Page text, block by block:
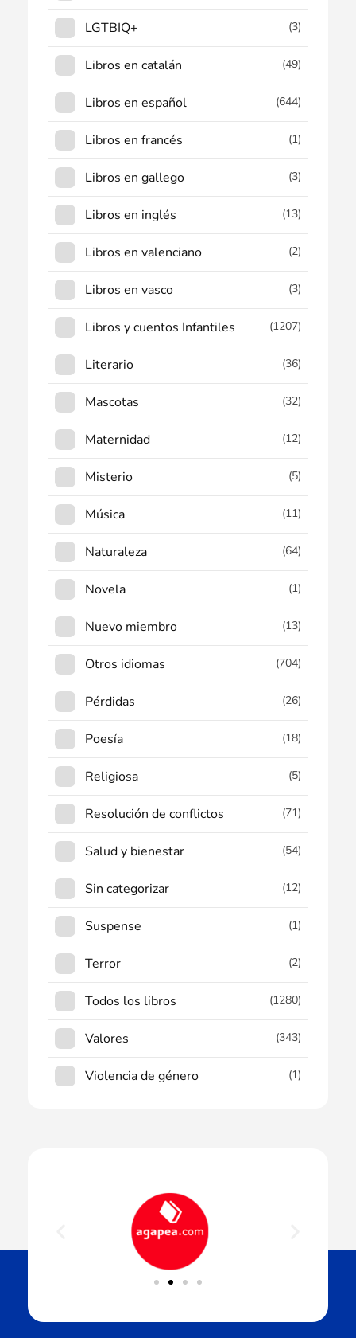
LGTBIQ+ (3)
Libros en catalán (49)
Libros en español (644)
Libros en francés (1)
Libros en gallego (3)
Libros en inglés (13)
Libros en valenciano (2)
Libros en vasco (3)
Libros y cuentos Infantiles (1207)
Literario (36)
Mascotas (32)
Maternidad (12)
Misterio (5)
Música (11)
Naturaleza (64)
Novela (1)
Nuevo miembro (13)
Otros idiomas (704)
Pérdidas (26)
Poesía (18)
Religiosa (5)
Resolución de conflictos (71)
Salud y bienestar (54)
Sin categorizar (12)
Suspense (1)
Terror (2)
Todos los libros (1280)
Valores (343)
Violencia de género (1)